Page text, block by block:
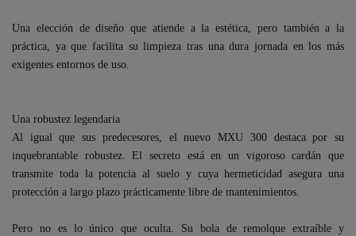
Una elección de diseño que atiende a la estética, pero también a la
práctica, ya que facilita su limpieza tras una dura jornada en los más
exigentes entornos de uso.
Una robustez legendaria
Al igual que sus predecesores, el nuevo MXU 300 destaca por su
inquebrantable robustez. El secreto está en un vigoroso cardán que
transmite toda la potencia al suelo y cuya hermeticidad asegura una
protección a largo plazo prácticamente libre de mantenimientos.
Pero no es lo único que oculta. Su bola de remolque extraíble y